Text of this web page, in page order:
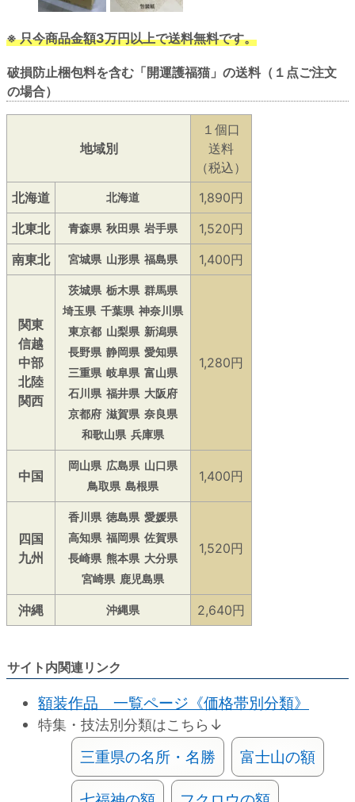
※ 只今商品金額3万円以上で送料無料です。
破損防止梱包料を含む「開運護福猫」の送料（１点ご注文
の場合）
地域別
１個口
送料
（税込）
北海道
北海道
1,890円
北東北
青森県 秋田県 岩手県
1,520円
南東北
宮城県 山形県 福島県 1,400円
関東
信越
中部
北陸
関西
茨城県 栃木県 群馬県
埼玉県 千葉県 神奈川県
東京都 山梨県 新潟県
長野県 静岡県 愛知県
三重県 岐阜県 富山県
石川県 福井県 大阪府
京都府 滋賀県 奈良県
和歌山県 兵庫県
1,280円
中国
岡山県 広島県 山口県
鳥取県 島根県
1,400円
四国
九州
香川県 徳島県 愛媛県
高知県 福岡県 佐賀県
長崎県 熊本県 大分県
宮崎県 鹿児島県
1,520円
沖縄 沖縄県 2,640円
サイト内関連リンク
額装作品 一覧ページ《価格帯別分類》
特集・技法別分類はこちら↓
三重県の名所・名勝 富士山の額